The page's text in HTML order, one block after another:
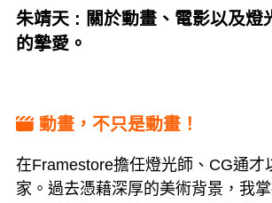
朱靖天 : 關於動畫、電影以及燈
的摯愛。
動畫，不只是動畫！
在Framestore擔任燈光師、CG通才
家。過去憑藉深厚的美術背景，我